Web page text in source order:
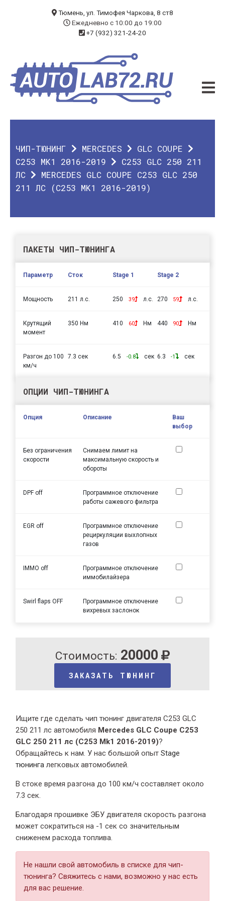
ЧИП-ТЮНИНГ
ДИАГНОСТИКА
О КОМПАНИИ
КОНТАКТЫ
Тюмень, ул. Тимофея Чаркова, 8 ст8
Ежедневно с 10:00 до 19:00
+7 (932) 321-24-20
ЧИП-ТЮНИНГ MERCEDES
GLC COUPE
C253 MK1 2016-2019
C253 GLC 250 211
ЛС
MERCEDES GLC COUPE C253 GLC 250
211 ЛС (C253 MK1 2016-2019)
ПАКЕТЫ ЧИП-ТЮНИНГА
Параметр Сток Stage 1 Stage 2
Мощность 211 л.с. 250 39 л.с. 270 59 л.с.
Крутящий
момент
350 Нм 410 60 Нм 440 90 Нм
Разгон до 100
км/ч
7.3 сек 6.5 -0.8 сек 6.3 -1 сек
ОПЦИИ ЧИП-ТЮНИНГА
Опция Описание
Ваш
выбор
Без ограничения
скорости
Снимаем лимит на
максимальную скорость и
обороты
DPF off
Программное отключение
работы сажевого фильтра
EGR off
Программное отключение
рециркуляции выхлопных
газов
IMMO off
Программное отключение
иммобилайзера
Swirl flaps OFF
Программное отключение
вихревых заслонок
Стоимость: 20000
ЗАКАЗАТЬ ТЮНИНГ
Ищите где сделать чип тюнинг двигателя C253 GLC
250 211 лс автомобиля Mercedes GLC Coupe C253
GLC 250 211 лс (C253 Mk1 2016-2019)?
Обращайтесь к нам. У нас большой опытStage
тюнинга легковых автомобилей.
В стоке время разгонадо 100 км/ч составляет около
7.3 сек.
Благодаря прошивке ЭБУ двигателя скорость разгона
может сократиться на -1 сек со значительным
сниженем расхода топлива.
Не нашли свой автомобиль в списке для чип-
тюнинга? Свяжитесь с нами, возможно у нас есть
для вас решение.